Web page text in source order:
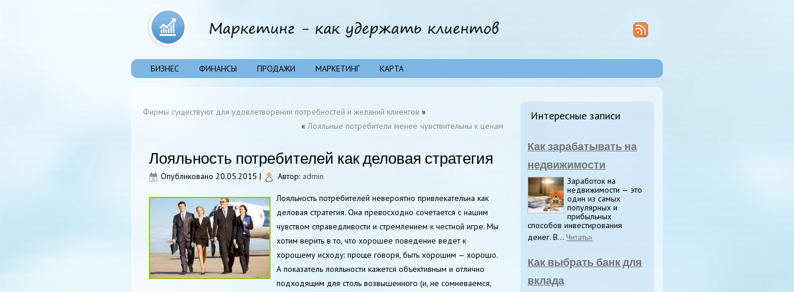
БИЗНЕС ФИНАНСЫ ПРОДАЖИ МАРКЕТИНГ КАРТА
Фирмы существуют для удовлетворения потребностей и желаний клиентов »
«Лояльные потребители менее чувствительны к ценам
Лояльность потребителей как деловая стратегия
Опубликовано 20.05.2015 | Автор: admin
Лояльность потребителей невероятно привлекательна как
деловая стратегия. Она превосходно сочетается с нашим
чувством справедливости и стремлением к честной игре. Мы
хотим верить в то, что хорошее поведение ведет к
хорошему исходу: проще говоря, быть хорошим — хорошо.
А показатель лояльности кажется объективным и отлично
подходящим для столь возвышенного (и, не сомневаемся,
Интересные записи
Как зарабатывать на
недвижимости
Заработок на
недвижимости — это
один из самых
популярных и
прибыльных
способов инвестирования
денег. В... Читать»
Как выбрать банк для
вклада